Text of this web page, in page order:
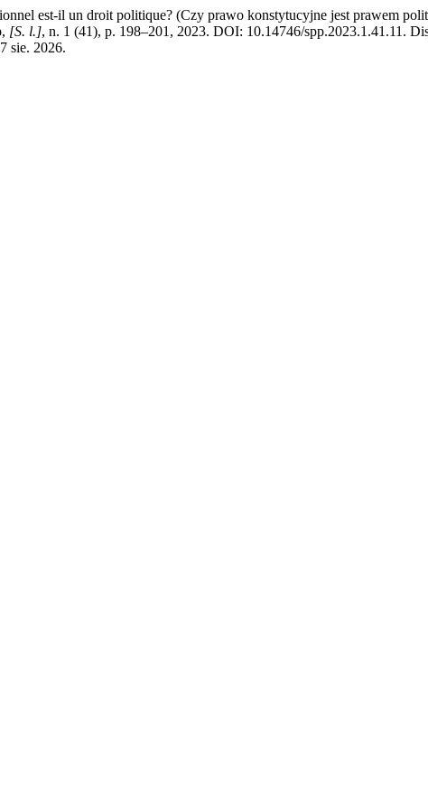
est-il un droit politique? (Czy prawo konstytucyjne jest prawem
, [S. l.], n. 1 (41), p. 198–201, 2023. DOI: 10.14746/spp.2023.1.41.11.
sie. 2026.